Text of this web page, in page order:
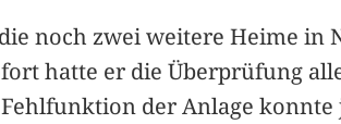
noch zwei weitere Heime in
hatte er die Überprüfung
der Anlage konnte